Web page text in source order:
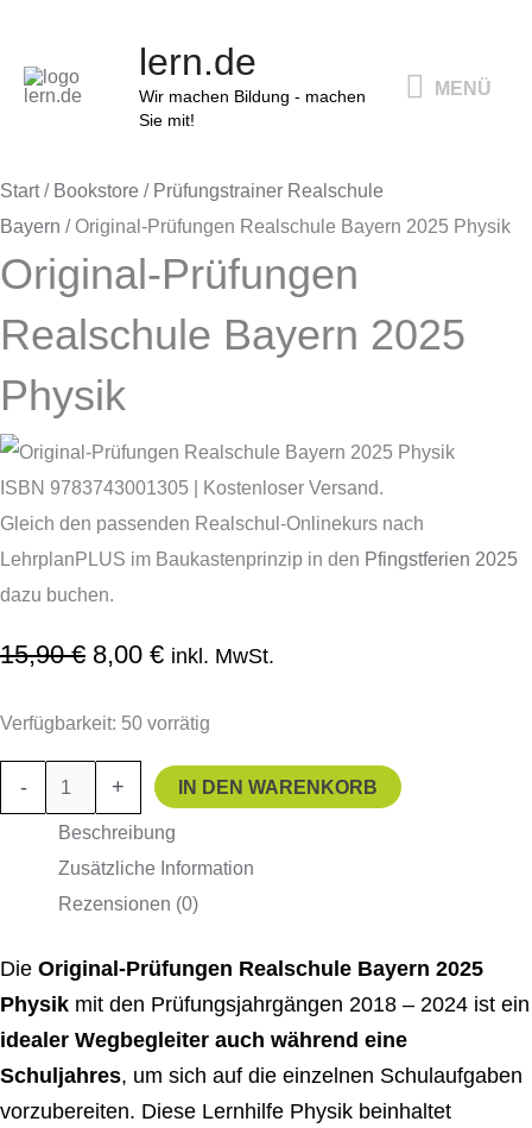
springen
lern.de
Wir machen Bildung - machen
Sie mit!
MENÜ
Start/ Bookstore / Prüfungstrainer Realschule
Bayern / Original-Prüfungen Realschule Bayern 2025 Physik
Original-Prüfungen
Realschule Bayern 2025
Physik
ISBN 9783743001305 | Kostenloser Versand.
Gleich den passenden Realschul-Onlinekurs nach
LehrplanPLUS im Baukastenprinzip in den Pfingstferien 2025
dazu buchen.
15,90€
Preis
war:
8,00 €
Preis
ist:
inkl. MwSt.
Verfügbarkeit: 50 vorrätig
-
Realschule
Physik
Menge
+ IN DEN WARENKORB
Beschreibung
Zusätzliche Information
Rezensionen (0)
Die Original-Prüfungen Realschule Bayern 2025
Physik mit den Prüfungsjahrgängen 2018 – 2024 ist ein
idealer Wegbegleiter auch während eine
Schuljahres, um sich auf die einzelnen Schulaufgaben
vorzubereiten. Diese Lernhilfe Physik beinhaltet
Preis